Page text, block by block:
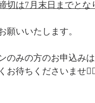
切は7月末日まで
願いいたします。
のみの方のお申込み
お待ちくださいませ